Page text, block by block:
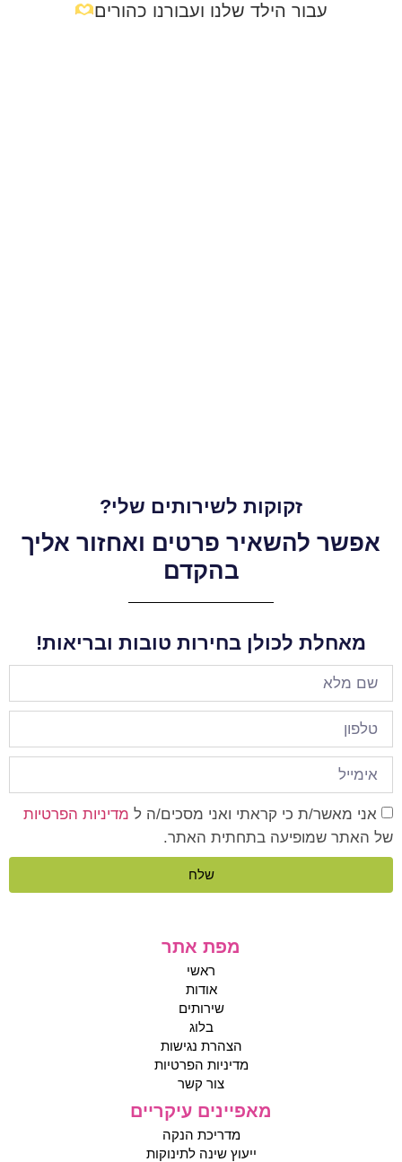
עבור הילד שלנו ועבורנו כהורים
זקוקות לשירותים שלי?
אפשר להשאיר פרטים ואחזור אליך
בהקדם
מאחלת לכולן בחירות טובות ובריאות!
אני מאשר/ת כי קראתי ואני מסכים/ה ל מדיניות הפרטיות
של האתר שמופיעה בתחתית האתר.
שלח
מפת אתר
ראשי
אודות
שירותים
בלוג
הצהרת נגישות
מדיניות הפרטיות
צור קשר
מאפיינים עיקריים
מדריכת הנקה
ייעוץ שינה לתינוקות